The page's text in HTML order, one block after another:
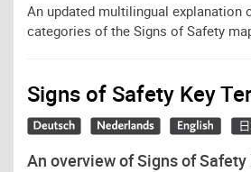
An updated multilingual explanation
categories of the Signs of Safety
Signs of Safety Key
An overview of Signs of Safety